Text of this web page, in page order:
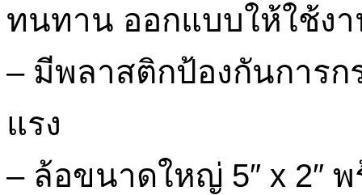
ทนทาน ออกแบบให้ใช้งา
– มีพลาสติกป้องกันการ
แรง
– ล้อขนาดใหญ่ 5″ x 2″